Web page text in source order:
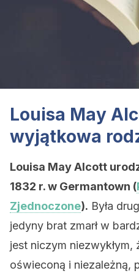
Louisa May
wyjątkowa
Louisa May Alcott
1832 r. w Germantown (
Zjednoczone). Była
jedyny brat zmarł w
jest niczym niezwykłym,
oświeconą i niezależną,